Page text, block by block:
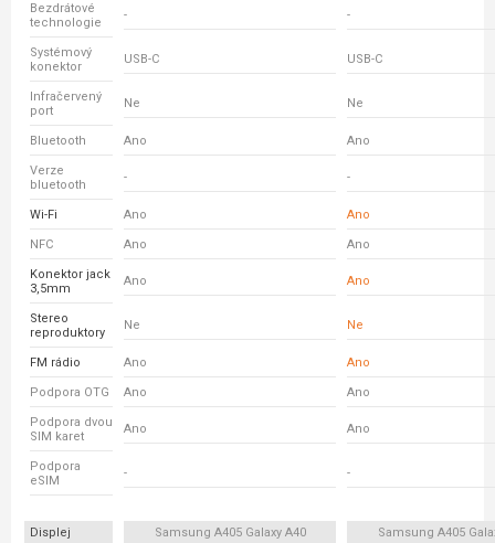
Bezdrátové
technologie
- -
Systémový
konektor
USB-C USB-C
Infračervený
port
Ne Ne
Bluetooth Ano Ano
Verze
bluetooth
- -
Wi-Fi Ano Ano
NFC Ano Ano
Konektor jack
3,5mm
Ano Ano
Stereo
reproduktory
Ne Ne
FM rádio Ano Ano
Podpora OTG Ano Ano
Podpora dvou
SIM karet
Ano Ano
Podpora
eSIM
- -
Displej Samsung A405 Galaxy A40 Samsung A405